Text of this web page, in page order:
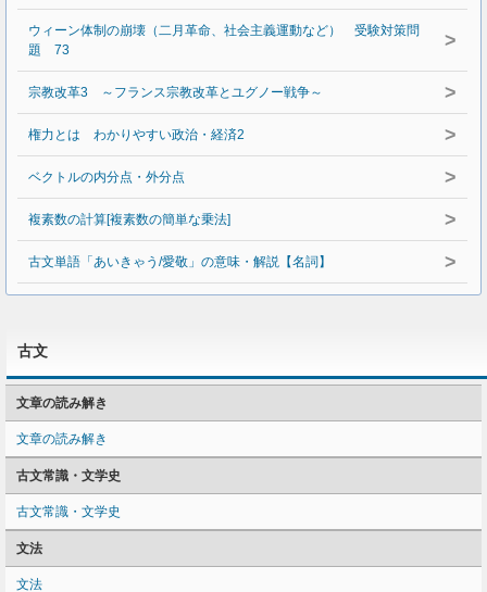
ウィーン体制の崩壊（二月革命、社会主義運動など） 受験対策問
題 73
>
宗教改革3 ～フランス宗教改革とユグノー戦争～ >
権力とは わかりやすい政治・経済2 >
ベクトルの内分点・外分点 >
複素数の計算[複素数の簡単な乗法] >
古文単語「あいきゃう/愛敬」の意味・解説【名詞】 >
古文
文章の読み解き
文章の読み解き
古文常識・文学史
古文常識・文学史
文法
文法